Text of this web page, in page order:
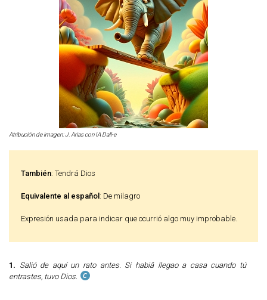
Atribución de imagen: J. Arias con IA Dall-e
También: Tendrá Dios
Equivalente al español : De milagro
Expresión usada para indicar que ocurrió algo muy improbable.
1. Salió de aquí un rato antes. Si habiâ llegao a casa cuando tú
entrastes, tuvo Dios.